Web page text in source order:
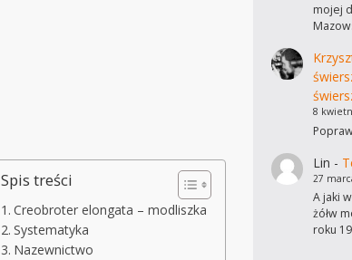
Spis treści
Creobroter elongata – modliszka
Systematyka
Nazewnictwo
mojej
8
Lin -
27
A jaki
żółw
roku